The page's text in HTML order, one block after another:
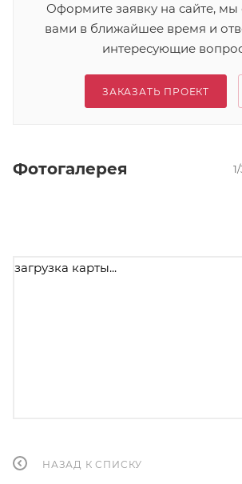
Оформите заявку на сайте, мы
вами в ближайшее время и
интересующие
ЗАКАЗАТЬ ПРОЕКТ
Фотогалерея
загрузка карты...
НАЗАД К СПИСКУ